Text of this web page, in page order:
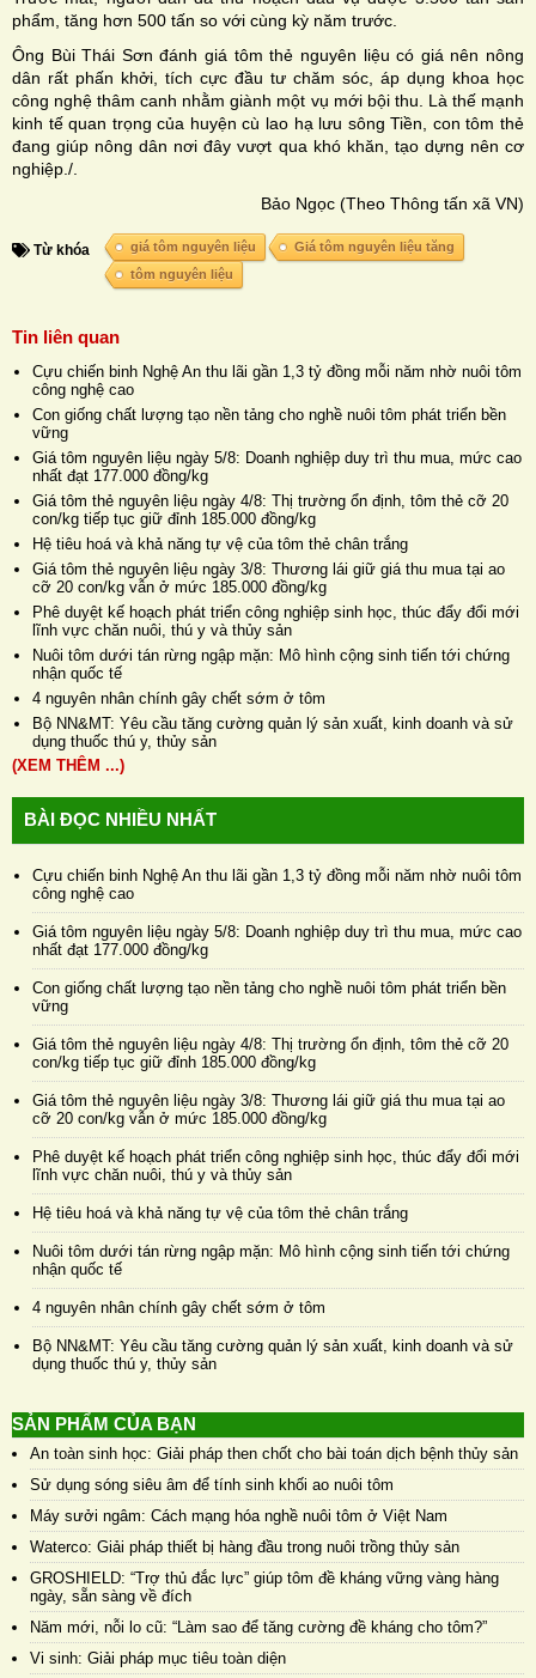
phẩm, tăng hơn 500 tấn so với cùng kỳ năm trước.
Ông Bùi Thái Sơn đánh giá tôm thẻ nguyên liệu có giá nên nông
dân rất phấn khởi, tích cực đầu tư chăm sóc, áp dụng khoa học
công nghệ thâm canh nhằm giành một vụ mới bội thu. Là thế mạnh
kinh tế quan trọng của huyện cù lao hạ lưu sông Tiền, con tôm thẻ
đang giúp nông dân nơi đây vượt qua khó khăn, tạo dựng nên cơ
nghiệp./.
Bảo Ngọc (Theo Thông tấn xã VN)
Từ khóa giá tôm nguyên liệu
Giá tôm nguyên liệu tăng
tôm nguyên liệu
Tin liên quan
Cựu chiến binh Nghệ An thu lãi gần 1,3 tỷ đồng mỗi năm nhờ nuôi tôm
công nghệ cao
Con giống chất lượng tạo nền tảng cho nghề nuôi tôm phát triển bền
vững
Giá tôm nguyên liệu ngày 5/8: Doanh nghiệp duy trì thu mua, mức cao
nhất đạt 177.000 đồng/kg
Giá tôm thẻ nguyên liệu ngày 4/8: Thị trường ổn định, tôm thẻ cỡ 20
con/kg tiếp tục giữ đỉnh 185.000 đồng/kg
Hệ tiêu hoá và khả năng tự vệ của tôm thẻ chân trắng
Giá tôm thẻ nguyên liệu ngày 3/8: Thương lái giữ giá thu mua tại ao
cỡ 20 con/kg vẫn ở mức 185.000 đồng/kg
Phê duyệt kế hoạch phát triển công nghiệp sinh học, thúc đẩy đổi mới
lĩnh vực chăn nuôi, thú y và thủy sản
Nuôi tôm dưới tán rừng ngập mặn: Mô hình cộng sinh tiến tới chứng
nhận quốc tế
4 nguyên nhân chính gây chết sớm ở tôm
Bộ NN&MT: Yêu cầu tăng cường quản lý sản xuất, kinh doanh và sử
dụng thuốc thú y, thủy sản
(XEM THÊM ...)
BÀI ĐỌC NHIỀU NHẤT
Cựu chiến binh Nghệ An thu lãi gần 1,3 tỷ đồng mỗi năm nhờ nuôi tôm
công nghệ cao
Giá tôm nguyên liệu ngày 5/8: Doanh nghiệp duy trì thu mua, mức cao
nhất đạt 177.000 đồng/kg
Con giống chất lượng tạo nền tảng cho nghề nuôi tôm phát triển bền
vững
Giá tôm thẻ nguyên liệu ngày 4/8: Thị trường ổn định, tôm thẻ cỡ 20
con/kg tiếp tục giữ đỉnh 185.000 đồng/kg
Giá tôm thẻ nguyên liệu ngày 3/8: Thương lái giữ giá thu mua tại ao
cỡ 20 con/kg vẫn ở mức 185.000 đồng/kg
Phê duyệt kế hoạch phát triển công nghiệp sinh học, thúc đẩy đổi mới
lĩnh vực chăn nuôi, thú y và thủy sản
Hệ tiêu hoá và khả năng tự vệ của tôm thẻ chân trắng
Nuôi tôm dưới tán rừng ngập mặn: Mô hình cộng sinh tiến tới chứng
nhận quốc tế
4 nguyên nhân chính gây chết sớm ở tôm
Bộ NN&MT: Yêu cầu tăng cường quản lý sản xuất, kinh doanh và sử
dụng thuốc thú y, thủy sản
SẢN PHẨM CỦA BẠN
An toàn sinh học: Giải pháp then chốt cho bài toán dịch bệnh thủy sản
Sử dụng sóng siêu âm để tính sinh khối ao nuôi tôm
Máy sưởi ngâm: Cách mạng hóa nghề nuôi tôm ở Việt Nam
Waterco: Giải pháp thiết bị hàng đầu trong nuôi trồng thủy sản
GROSHIELD: “Trợ thủ đắc lực” giúp tôm đề kháng vững vàng hàng
ngày, sẵn sàng về đích
Năm mới, nỗi lo cũ: “Làm sao để tăng cường đề kháng cho tôm?”
Vi sinh: Giải pháp mục tiêu toàn diện